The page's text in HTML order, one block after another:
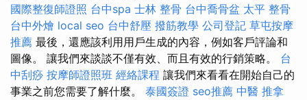
國際整復師證照 台中spa 士林 整骨 台中喬骨盆 太平 整骨
台中外燴 local seo 台中舒壓 撥筋教學 公司登記 草屯按摩
推薦 最後，還應該利用用戶生成的內容，例如客戶評論和
圖像。 讓我們來談談不僅有效、而且有效的行銷策略。 台
中刮痧 按摩師證照班 經絡課程 讓我們來看看在開始自己的
事業之前您需要了解什麼。 泰國簽證 seo推薦 中醫 推拿